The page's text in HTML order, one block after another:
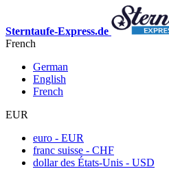
Sterntaufe-Express.de
French
German
English
French
EUR
euro - EUR
franc suisse - CHF
dollar des États-Unis - USD